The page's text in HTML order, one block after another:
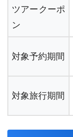
ツアークーポ
ン
対象予約期間
対象旅行期間